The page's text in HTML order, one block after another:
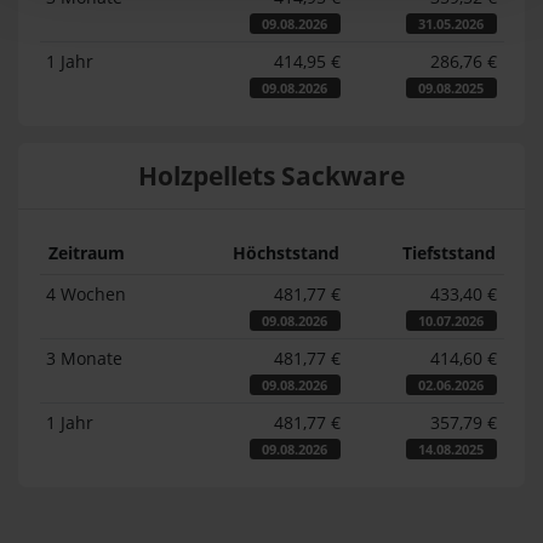
09.08.2026 31.05.2026
1 Jahr 414,95 €
09.08.2026
286,76 €
09.08.2025
Holzpellets Sackware
Zeitraum Höchststand
Tiefststand
4 Wochen
481,77 €
09.08.2026
433,40 €
10.07.2026
3 Monate 481,77 €
09.08.2026
414,60 €
02.06.2026
1 Jahr 481,77 €
09.08.2026
357,79 €
14.08.2025